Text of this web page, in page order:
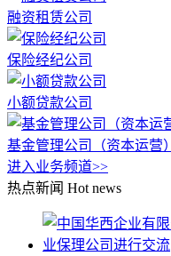
融资租赁公司
保险经纪公司
小额贷款公司
基金管理公司（资本运营）
进入业务频道>>
热点新闻 Hot news